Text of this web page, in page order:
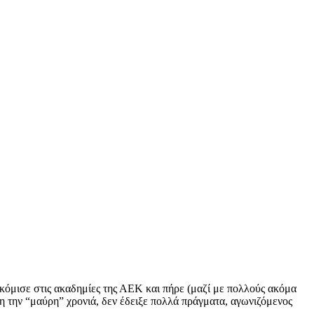
στις ακαδημίες της ΑΕΚ και πήρε (μαζί με πολλούς ακόμα
“μαύρη” χρονιά, δεν έδειξε πολλά πράγματα, αγωνιζόμενος